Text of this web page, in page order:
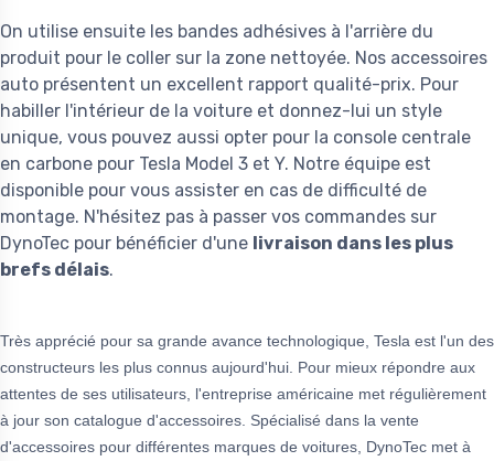
Très apprécié pour sa grande avance technologique, Tesla est l'un des
constructeurs les plus connus aujourd'hui. Pour mieux répondre aux
attentes de ses utilisateurs, l'entreprise américaine met régulièrement
à jour son catalogue d'accessoires. Spécialisé dans la vente
d'accessoires pour différentes marques de voitures, DynoTec met à
On utilise ensuite les bandes adhésives à l'arrière du
produit pour le coller sur la zone nettoyée. Nos accessoires
auto présentent un excellent rapport qualité-prix. Pour
habiller l'intérieur de la voiture et donnez-lui un style
unique, vous pouvez aussi opter pour la console centrale
en carbone pour Tesla Model 3 et Y. Notre équipe est
disponible pour vous assister en cas de difficulté de
montage. N'hésitez pas à passer vos commandes sur
DynoTec pour bénéficier d'une livraison dans les plus
brefs délais.